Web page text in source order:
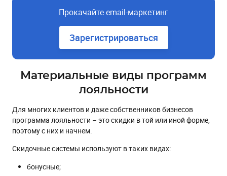
Прокачайте email-маркетинг
Зарегистрироваться
Материальные виды программ
лояльности
Для многих клиентов и даже собственников бизнесов
программа лояльности – это скидки в той или иной форме,
поэтому с них и начнем.
Скидочные системы используют в таких видах:
бонусные;